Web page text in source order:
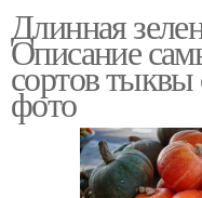
Длинная
Описание
сортов тыквы
фото